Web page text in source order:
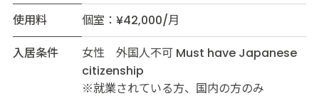
使用料
個室：¥42,000/月
入居条件
女性 外国人不可 Must have Japanese
citizenship
※就業されている方、国内の方のみ